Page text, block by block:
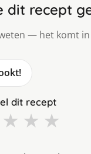
dit recept
— het komt
dit recept
★ ★ ★